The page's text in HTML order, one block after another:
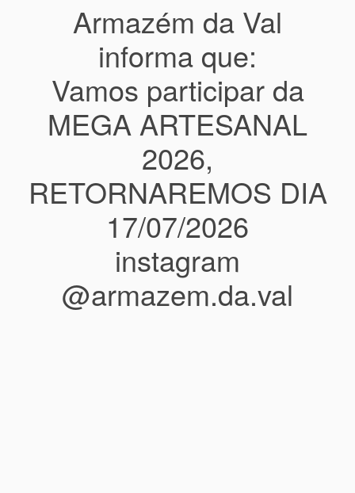
Armazém da Val
informa que:
Vamos participar da
MEGA ARTESANAL
2026,
RETORNAREMOS DIA
17/07/2026
instagram
@armazem.da.val